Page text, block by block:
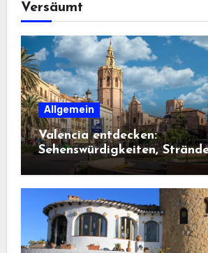
Versäumt
Allgemein
Valencia entdecken:
Sehenswürdigkeiten,
Geheimtipps